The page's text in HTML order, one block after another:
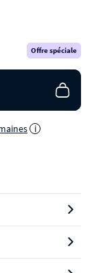
Offre spéciale
i